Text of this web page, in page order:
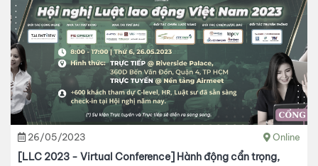
26/05/2023 Online
[LLC 2023 - Virtual Conference] Hành động cẩn trọng,